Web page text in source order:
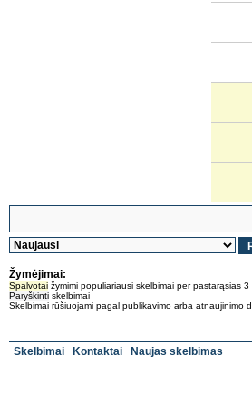
Žymėjimai:
Spalvotai žymimi populiariausi skelbimai per pastarąsias
Paryškinti skelbimai
Skelbimai rūšiuojami pagal publikavimo arba atnaujinimo
Skelbimai Kontaktai Naujas skelbimas